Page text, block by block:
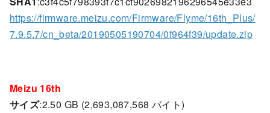
https://firmware.meizu.com/Firmware/Flyme/16th_Plus/
7.9.5.7/cn_beta/20190505190704/0f964f39/update.zip
Meizu 16th
サイズ:2.50 GB (2,693,087,568 バイト)